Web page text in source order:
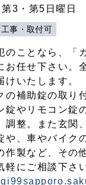
第3・第5日曜日
工事・取付可
のことなら、「
お任せ下さい。
けいたします。
の補助錠の取り
錠やリモコン錠
調整。また玄関
や、車やバイク
作製など、その
軽にご相談下さ